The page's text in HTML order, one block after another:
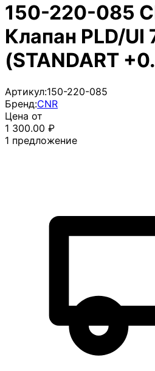
150-220-085
Клапан PLD/
(STANDART
Артикул:150-220-085
Бренд:CNR
Цена от
1 300.00 ₽
1 предложение